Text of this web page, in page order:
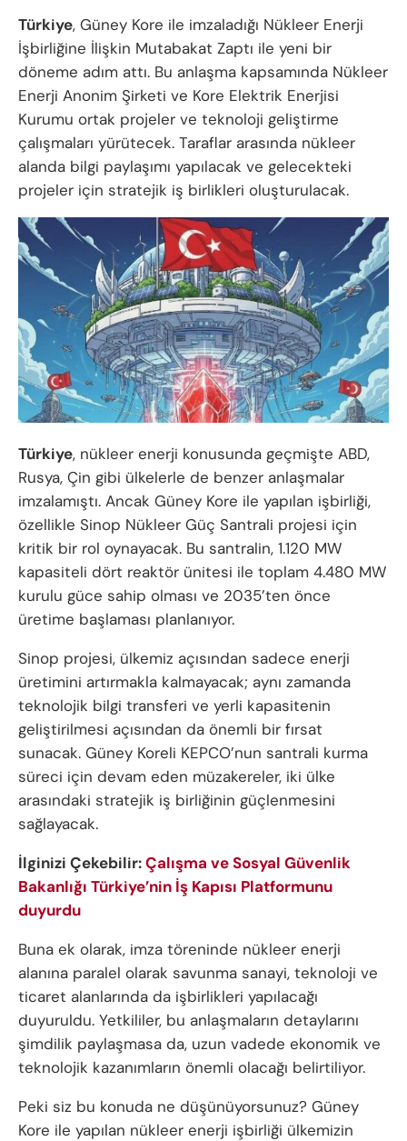
Türkiye, Güney Kore ile imzaladığı Nükleer Enerji
İşbirliğine İlişkin Mutabakat Zaptı ile yeni bir
döneme adım attı. Bu anlaşma kapsamında Nükleer
Enerji Anonim Şirketi ve Kore Elektrik Enerjisi
Kurumu ortak projeler ve teknoloji geliştirme
çalışmaları yürütecek. Taraflar arasında nükleer
alanda bilgi paylaşımı yapılacak ve gelecekteki
projeler için stratejik iş birlikleri oluşturulacak.
Türkiye, nükleer enerji konusunda geçmişte ABD,
Rusya, Çin gibi ülkelerle de benzer anlaşmalar
imzalamıştı. Ancak Güney Kore ile yapılan işbirliği,
özellikle Sinop Nükleer Güç Santrali projesi için
kritik bir rol oynayacak. Bu santralin, 1.120 MW
kapasiteli dört reaktör ünitesi ile toplam 4.480 MW
kurulu güce sahip olması ve 2035’ten önce
üretime başlaması planlanıyor.
Sinop projesi, ülkemiz açısından sadece enerji
üretimini artırmakla kalmayacak; aynı zamanda
teknolojik bilgi transferi ve yerli kapasitenin
geliştirilmesi açısından da önemli bir fırsat
sunacak. Güney Koreli KEPCO’nun santrali kurma
süreci için devam eden müzakereler, iki ülke
arasındaki stratejik iş birliğinin güçlenmesini
sağlayacak.
İlginizi Çekebilir:Çalışma ve Sosyal Güvenlik
Bakanlığı Türkiye’nin İş Kapısı Platformunu
duyurdu
Buna ek olarak, imza töreninde nükleer enerji
alanına paralel olarak savunma sanayi, teknoloji ve
ticaret alanlarında da işbirlikleri yapılacağı
duyuruldu. Yetkililer, bu anlaşmaların detaylarını
şimdilik paylaşmasa da, uzun vadede ekonomik ve
teknolojik kazanımların önemli olacağı belirtiliyor.
Peki siz bu konuda ne düşünüyorsunuz? Güney
Kore ile yapılan nükleer enerji işbirliği ülkemizin